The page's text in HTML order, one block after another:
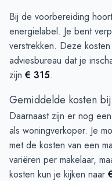
Bij de voorbereiding
energielabel. Je bent
verstrekken. Deze
adviesbureau dat je
zijn € 315.
Gemiddelde kosten
Daarnaast zijn er nog
als woningverkoper. Je
met de kosten van een
variëren per makelaar,
kosten kun je kijken naar